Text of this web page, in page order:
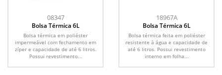
08347
Bolsa Térmica 6L
Bolsa térmica em poliéster
impermeável com fechamento em
zíper e capacidade de até 6 litros.
Possui revestimento...
18967A
Bolsa Térmica 6L
Bolsa térmica feita em poliéster
resistente à água e capacidade de
até 6 litros. Possui revestimento
interno em folha...